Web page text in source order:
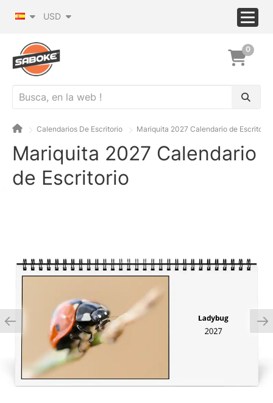
USD
0
Calendarios De Escritorio Mariquita 2027 Calendario de Escritorio
Mariquita 2027 Calendario
de Escritorio